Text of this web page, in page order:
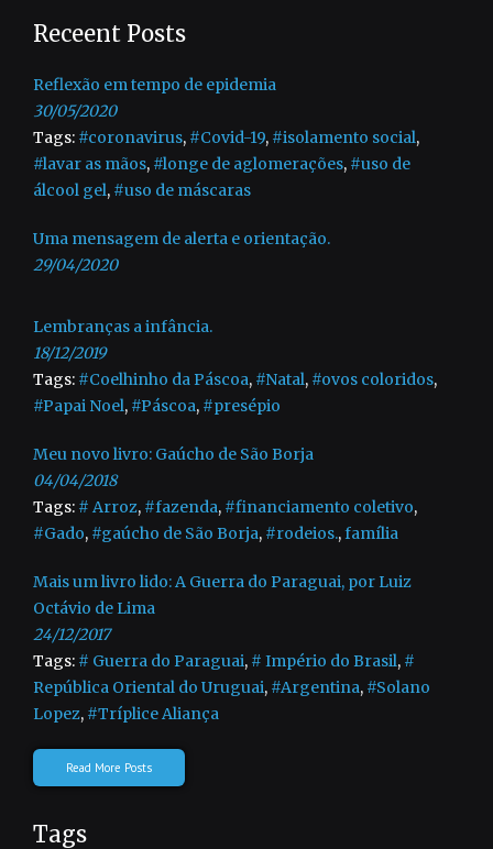
Receent Posts
Reflexão em tempo de epidemia
30/05/2020
Tags: #coronavirus, #Covid-19, #isolamento social,
#lavar as mãos, #longe de aglomerações, #uso de
álcool gel, #uso de máscaras
Uma mensagem de alerta e orientação.
29/04/2020
Lembranças a infância.
18/12/2019
Tags: #Coelhinho da Páscoa, #Natal, #ovos coloridos,
#Papai Noel, #Páscoa, #presépio
Meu novo livro: Gaúcho de São Borja
04/04/2018
Tags: # Arroz, #fazenda, #financiamento coletivo,
#Gado, #gaúcho de São Borja, #rodeios.,família
Mais um livro lido: A Guerra do Paraguai, por Luiz
Octávio de Lima
24/12/2017
Tags: # Guerra do Paraguai, # Império do Brasil, #
República Oriental do Uruguai, #Argentina, #Solano
Lopez, #Tríplice Aliança
Read More Posts
Tags